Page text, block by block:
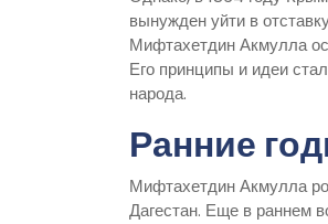
вынужден уйти в
Мифтахетдин Акмулла
Его принципы и идеи
народа.
Ранние
Мифтахетдин Акмулла
Дагестан. Еще в раннем